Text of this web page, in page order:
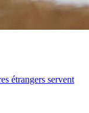
étrangers servent